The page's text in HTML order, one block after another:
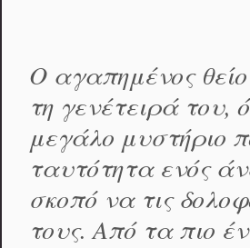
Ο αγαπημένος
τη γενέτειρά του,
μεγάλο μυστήριο
ταυτότητα ενός
σκοπό να τις
τους. Από τα πιο